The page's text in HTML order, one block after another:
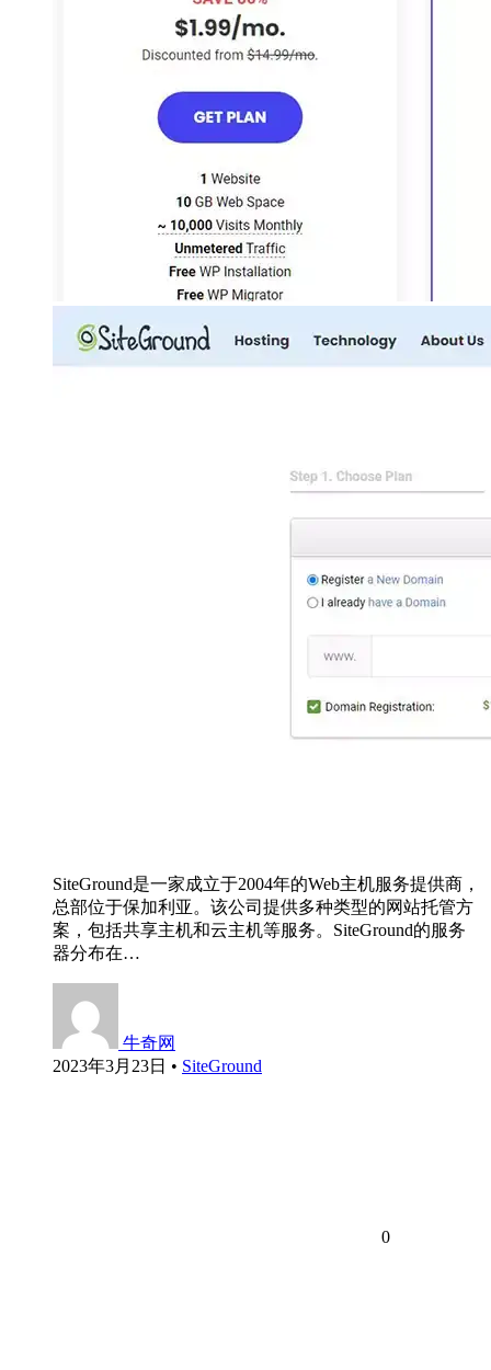
SiteGround是一家成立于2004年的Web主机服务提供商，
总部位于保加利亚。该公司提供多种类型的网站托管方
案，包括共享主机和云主机等服务。SiteGround的服务
器分布在…
牛奇网
2023年3月23日 • SiteGround
0